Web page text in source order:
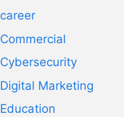
career
Commercial
Cybersecurity
Digital Marketing
Education